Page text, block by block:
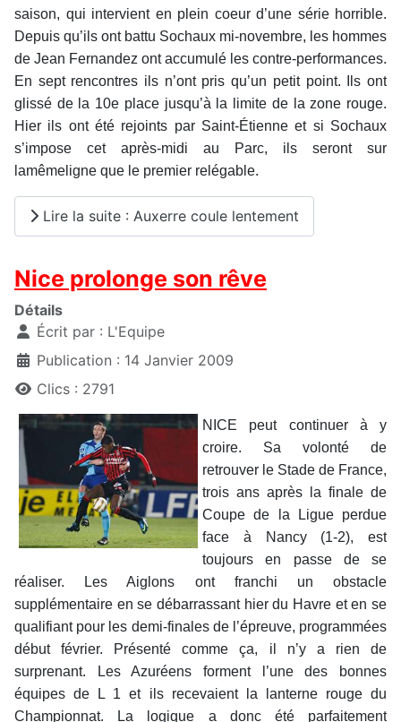
saison, qui intervient en plein coeur d’une série horrible.
Depuis qu’ils ont battu Sochaux mi-novembre, les hommes
de Jean Fernandez ont accumulé les contre-performances.
En sept rencontres ils n’ont pris qu’un petit point. Ils ont
glissé de la 10e place jusqu’à la limite de la zone rouge.
Hier ils ont été rejoints par Saint-Étienne et si Sochaux
s’impose cet après-midi au Parc, ils seront sur
lamêmeligne que le premier relégable.
Lire la suite : Auxerre coule lentement
Nice prolonge son rêve
Détails
Écrit par : L'Equipe
Publication : 14 Janvier 2009
Clics : 2791
NICE peut continuer à y
croire. Sa volonté de
retrouver le Stade de France,
trois ans après la finale de
Coupe de la Ligue perdue
face à Nancy (1-2), est
toujours en passe de se
réaliser. Les Aiglons ont franchi un obstacle
supplémentaire en se débarrassant hier du Havre et en se
qualifiant pour les demi-finales de l’épreuve, programmées
début février. Présenté comme ça, il n’y a rien de
surprenant. Les Azuréens forment l’une des bonnes
équipes de L 1 et ils recevaient la lanterne rouge du
Championnat. La logique a donc été parfaitement